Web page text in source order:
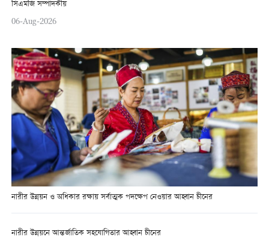
সিএমজি সম্পাদকীয়
06-Aug-2026
নারীর উন্নয়ন ও অধিকার রক্ষায় সর্বাত্মক পদক্ষেপ নেওয়ার আহ্বান চীনের
নারীর উন্নয়নে আন্তর্জাতিক সহযোগিতার আহ্বান চীনের